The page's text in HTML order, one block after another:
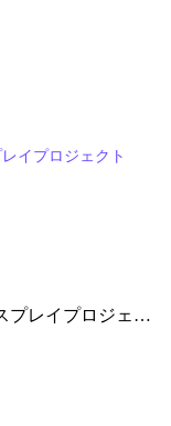
プレイプロジェク